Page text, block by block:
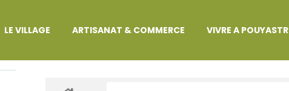
LE VILLAGE ARTISANAT & COMMERCE VIVRE A
DÉMARCHES